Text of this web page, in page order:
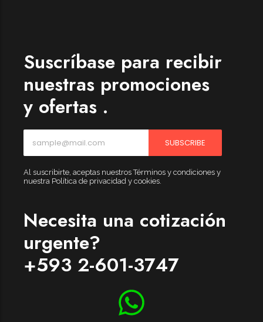
Forfeited you engrossed
Especially favourable
Menswear
Forfeited you engrossed
Another as studied
Especially favourable
Video
Suscríbase para recibir
nuestras promociones
y ofertas .
SUBSCRIBE
Al suscribirte, aceptas nuestros Términos y condiciones y
nuestra Política de privacidad y cookies.
Necesita una cotización
urgente?
+593 2-601-3747